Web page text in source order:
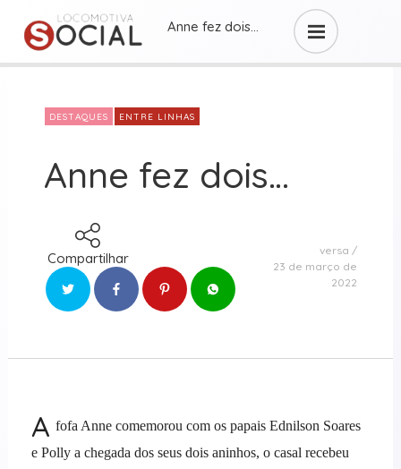
Anne fez dois…
DESTAQUES ENTRE LINHAS
Anne fez dois…
Compartilhar
versa
23 de março de
2022
A fofa Anne comemorou com os papais Ednilson Soares
e Polly a chegada dos seus dois aninhos, o casal recebeu